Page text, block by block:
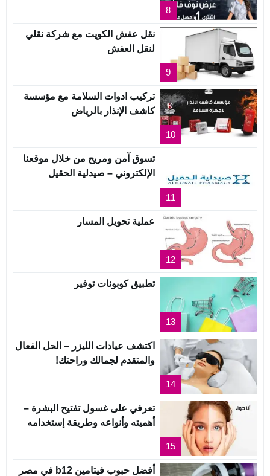
8
9
نقل عفش الكويت مع شركة نقلي
لنقل العفش
10
تركيب ادوات السلامة مع مؤسسة
كاشف الإنذار بالرياض
11
تسوق آمن ومريح من خلال موقعنا
الإلكتروني – صيدلية الحقيل
12
عملية تحويل المسار
13
تطبيق كوبونات توفير
14
اكتشف عيادات الليزر – الحل الفعال
والمتقدم لجمالك وراحتك!
15
تعرفي على غسول تفتيح البشرة –
أهميته وأنواعه وطريقة إستخدامه
أفضل حبوب فيتامين b12 في مصر